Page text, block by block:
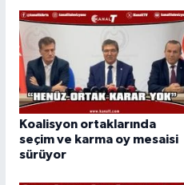
Koalisyon ortaklarında
seçim ve karma oy mesaisi
sürüyor